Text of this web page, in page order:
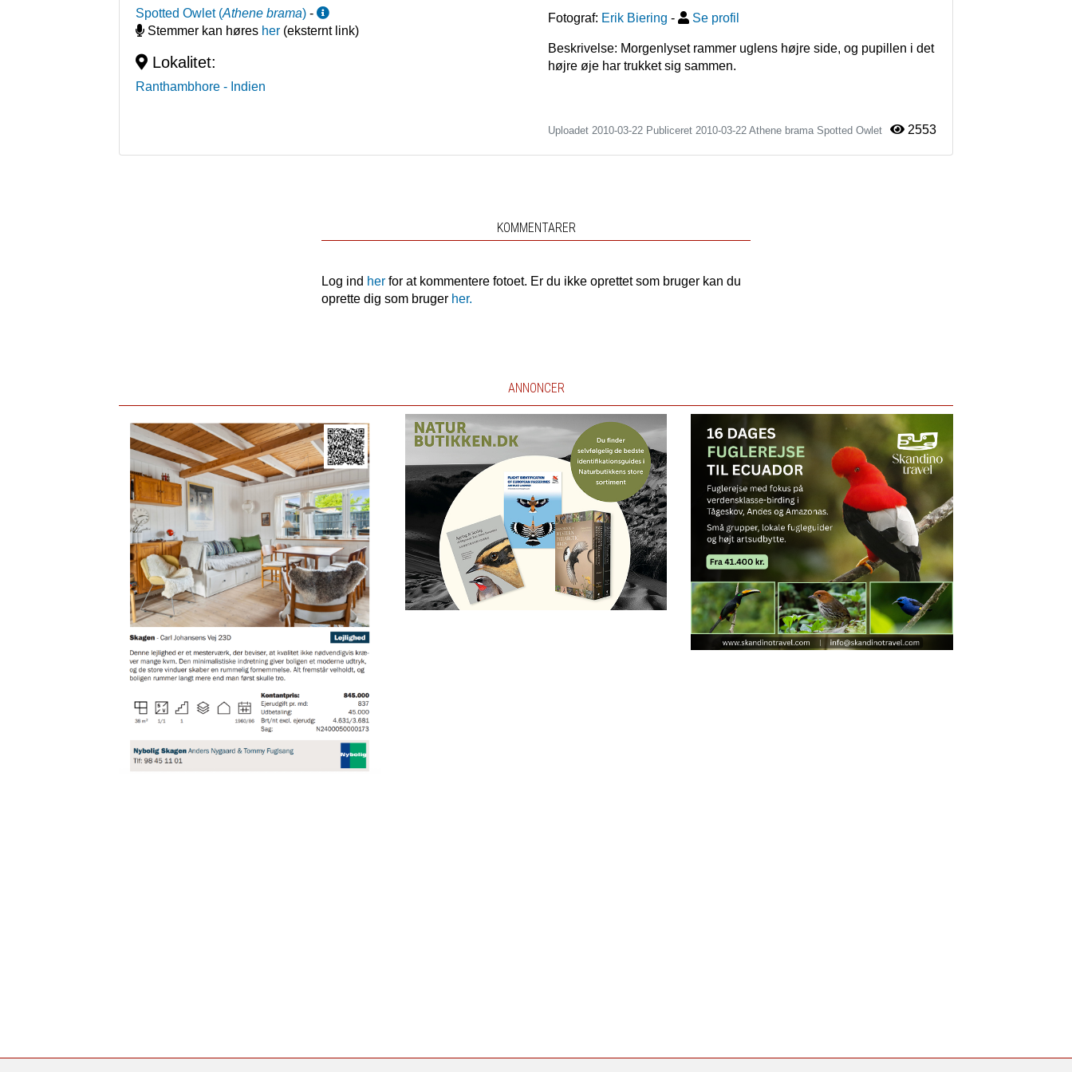
Spotted Owlet (Athene brama)-
Stemmer kan høres her (eksternt link)
Lokalitet:
Ranthambhore - Indien
Fotograf: Erik Biering - Se profil
Beskrivelse: Morgenlyset rammer uglens højre side, og pupillen i det
højre øje har trukket sig sammen.
Uploadet 2010-03-22 Publiceret 2010-03-22 Athene brama Spotted Owlet 2553
KOMMENTARER
Log ind her for at kommentere fotoet. Er du ikke oprettet som bruger kan du
oprette dig som bruger her.
ANNONCER